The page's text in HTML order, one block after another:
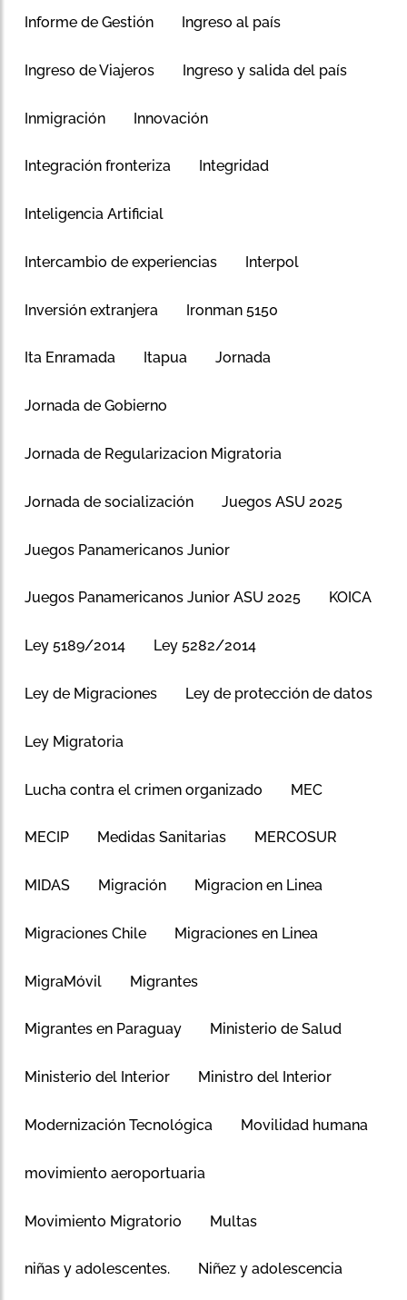
Informe de Gestión Ingreso al país
Ingreso de Viajeros Ingreso y salida del país
Inmigración Innovación
Integración fronteriza Integridad
Inteligencia Artificial
Intercambio de experiencias Interpol
Inversión extranjera Ironman 5150
Ita Enramada Itapua Jornada
Jornada de Gobierno
Jornada de Regularizacion Migratoria
Jornada de socialización Juegos ASU 2025
Juegos Panamericanos Junior
Juegos Panamericanos Junior ASU 2025 KOICA
Ley 5189/2014 Ley 5282/2014
Ley de Migraciones Ley de protección de datos
Ley Migratoria
Lucha contra el crimen organizado MEC
MECIP Medidas Sanitarias MERCOSUR
MIDAS Migración Migracion en Linea
Migraciones Chile Migraciones en Linea
MigraMóvil Migrantes
Migrantes en Paraguay Ministerio de Salud
Ministerio del Interior Ministro del Interior
Modernización Tecnológica Movilidad humana
movimiento aeroportuaria
Movimiento Migratorio Multas
niñas y adolescentes. Niñez y adolescencia